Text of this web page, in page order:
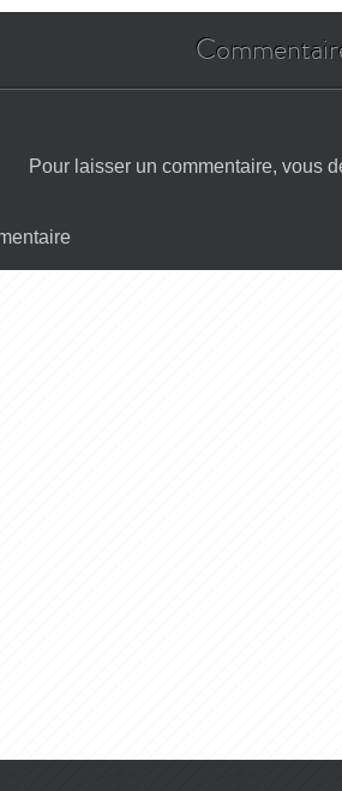
Pour laisser un commentaire, vous